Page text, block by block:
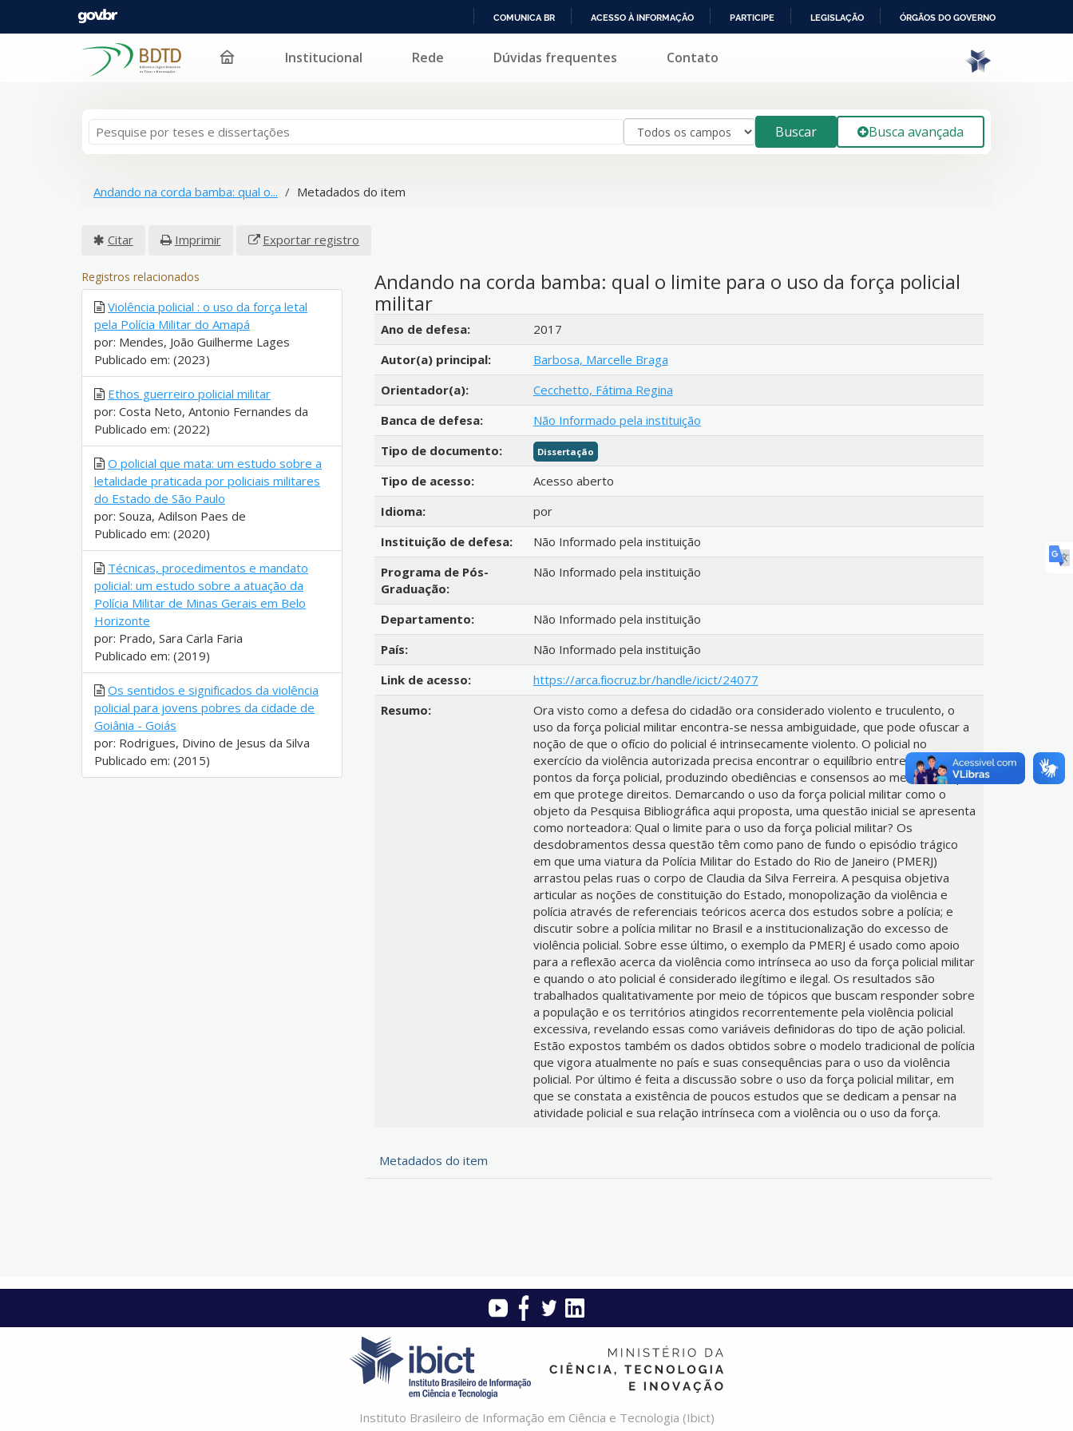
PARA
COMUNICA BR ACESSO À INFORMAÇÃO PARTICIPE LEGISLAÇÃO ÓRGÃOS DO GOVERNO
Pular para o conteúdo Institucional Rede Dúvidas frequentes Contato
Buscar Busca avançada
Andando na corda bamba: qual o... Metadados do item
Citar Imprimir Exportar registro
Andando na corda bamba: qual o limite para o uso da força policial
militar
Detalhes bibliográficos
Ano de defesa:
2017
Autor(a) principal:
Barbosa, Marcelle Braga
Orientador(a):
Cecchetto, Fátima Regina
Banca de defesa:
Não Informado pela instituição
Tipo de documento:
Dissertação
Tipo de acesso:
Acesso aberto
Idioma:
por
Instituição de defesa:
Não Informado pela instituição
Programa de Pós-
Graduação:
Não Informado pela instituição
Departamento:
Não Informado pela instituição
País:
Não Informado pela instituição
Link de acesso:
https://arca.fiocruz.br/handle/icict/24077
Resumo:
Ora visto como a defesa do cidadão ora considerado violento e truculento, o
uso da força policial militar encontra-se nessa ambiguidade, que pode ofuscar a
noção de que o ofício do policial é intrinsecamente violento. O policial no
exercício da violência autorizada precisa encontrar o equilíbrio entre esses dois
pontos da força policial, produzindo obediências e consensos ao mesmo tempo
em que protege direitos. Demarcando o uso da força policial militar como o
objeto da Pesquisa Bibliográfica aqui proposta, uma questão inicial se apresenta
como norteadora: Qual o limite para o uso da força policial militar? Os
desdobramentos dessa questão têm como pano de fundo o episódio trágico
em que uma viatura da Polícia Militar do Estado do Rio de Janeiro (PMERJ)
arrastou pelas ruas o corpo de Claudia da Silva Ferreira. A pesquisa objetiva
articular as noções de constituição do Estado, monopolização da violência e
polícia através de referenciais teóricos acerca dos estudos sobre a polícia; e
discutir sobre a polícia militar no Brasil e a institucionalização do excesso de
violência policial. Sobre esse último, o exemplo da PMERJ é usado como apoio
para a reflexão acerca da violência como intrínseca ao uso da força policial militar
e quando o ato policial é considerado ilegítimo e ilegal. Os resultados são
trabalhados qualitativamente por meio de tópicos que buscam responder sobre
a população e os territórios atingidos recorrentemente pela violência policial
excessiva, revelando essas como variáveis definidoras do tipo de ação policial.
Estão expostos também os dados obtidos sobre o modelo tradicional de polícia
que vigora atualmente no país e suas consequências para o uso da violência
policial. Por último é feita a discussão sobre o uso da força policial militar, em
que se constata a existência de poucos estudos que se dedicam a pensar na
atividade policial e sua relação intrínseca com a violência ou o uso da força.
Metadados do item
Registros relacionados
Violência policial : o uso da força letal
pela Polícia Militar do Amapá
por: Mendes, João Guilherme Lages
Publicado em: (2023)
Ethos guerreiro policial militar
por: Costa Neto, Antonio Fernandes da
Publicado em: (2022)
O policial que mata: um estudo sobre a
letalidade praticada por policiais militares
do Estado de São Paulo
por: Souza, Adilson Paes de
Publicado em: (2020)
Técnicas, procedimentos e mandato
policial: um estudo sobre a atuação da
Polícia Militar de Minas Gerais em Belo
Horizonte
por: Prado, Sara Carla Faria
Publicado em: (2019)
Os sentidos e significados da violência
policial para jovens pobres da cidade de
Goiânia - Goiás
por: Rodrigues, Divino de Jesus da Silva
Publicado em: (2015)
Instituto Brasileiro de Informação em Ciência e Tecnologia (Ibict)